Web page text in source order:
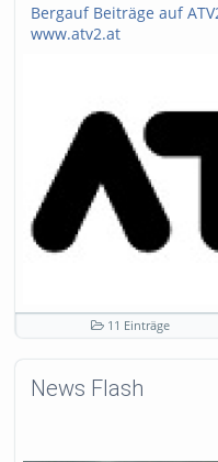
Bergauf Beiträge auf
www.atv2.at
11 Einträge
News Flash